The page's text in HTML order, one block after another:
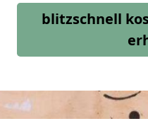
blitzschnell